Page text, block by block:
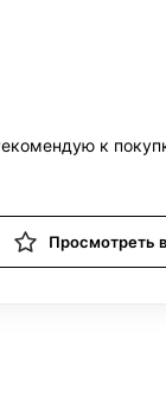
к
Просмотреть